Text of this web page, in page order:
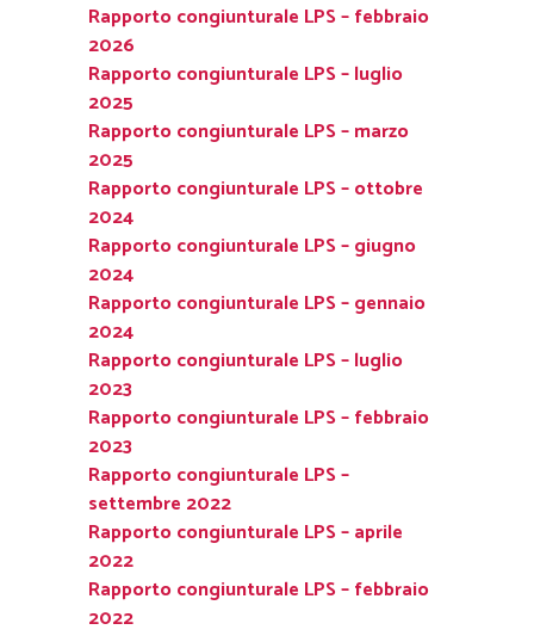
Rapporto congiunturale LPS – febbraio
2026
Rapporto congiunturale LPS – luglio
2025
Rapporto congiunturale LPS – marzo
2025
Rapporto congiunturale LPS – ottobre
2024
Rapporto congiunturale LPS – giugno
2024
Rapporto congiunturale LPS – gennaio
2024
Rapporto congiunturale LPS – luglio
2023
Rapporto congiunturale LPS – febbraio
2023
Rapporto congiunturale LPS –
settembre 2022
Rapporto congiunturale LPS – aprile
2022
Rapporto congiunturale LPS – febbraio
2022